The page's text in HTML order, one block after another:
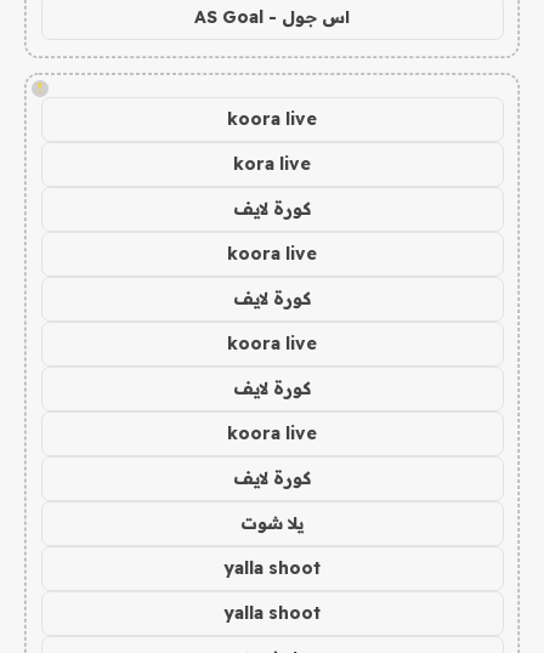
اس جول - AS Goal
!
koora live
kora live
كورة لايف
koora live
كورة لايف
koora live
كورة لايف
koora live
كورة لايف
يلا شوت
yalla shoot
yalla shoot